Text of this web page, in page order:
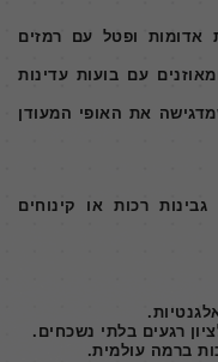
אדומות ופטל עם רמזים
עם בועות עדינות
את האופי המעודן
רכות או קינוחים
רגעים בלתי נשכחים.
ברמה עולמית.